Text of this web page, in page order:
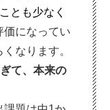
とも少なく
価になってい
なります。
て、本来の